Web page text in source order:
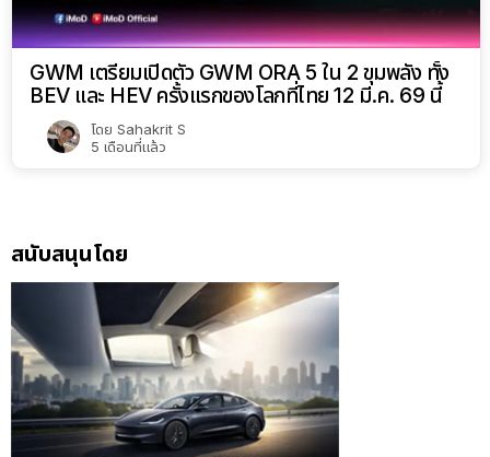
GWM เตรียมเปิดตัว GWM ORA 5 ใน 2 ขุมพลัง ทั้ง
BEV และ HEV ครั้งแรกของโลกที่ไทย 12 มี.ค. 69 นี้
โดย Sahakrit S
5 เดือนที่แล้ว
สนับสนุนโดย